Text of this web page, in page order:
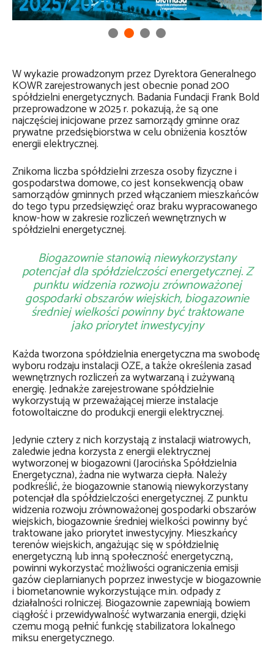
W wykazie prowadzonym przez Dyrektora Generalnego
KOWR zarejestrowanych jest obecnie ponad 200
spółdzielni energetycznych. Badania Fundacji Frank Bold
przeprowadzone w 2025 r. pokazują, że są one
najczęściej inicjowane przez samorządy gminne oraz
prywatne przedsiębiorstwa w celu obniżenia kosztów
energii elektrycznej.
Znikoma liczba spółdzielni zrzesza osoby fizyczne i
gospodarstwa domowe, co jest konsekwencją obaw
samorządów gminnych przed włączaniem mieszkańców
do tego typu przedsięwzięć oraz braku wypracowanego
know-how w zakresie rozliczeń wewnętrznych w
spółdzielni energetycznej.
Biogazownie stanowią niewykorzystany
potencjał dla spółdzielczości energetycznej. Z
punktu widzenia rozwoju zrównoważonej
gospodarki obszarów wiejskich, biogazownie
średniej wielkości powinny być traktowane
jako priorytet inwestycyjny
Każda tworzona spółdzielnia energetyczna ma swobodę
wyboru rodzaju instalacji OZE, a także określenia zasad
wewnętrznych rozliczeń za wytwarzaną i zużywaną
energię. Jednakże zarejestrowane spółdzielnie
wykorzystują w przeważającej mierze instalacje
fotowoltaiczne do produkcji energii elektrycznej.
Jedynie cztery z nich korzystają z instalacji wiatrowych,
zaledwie jedna korzysta z energii elektrycznej
wytworzonej w biogazowni (Jarocińska Spółdzielnia
Energetyczna), żadna nie wytwarza ciepła. Należy
podkreślić, że biogazownie stanowią niewykorzystany
potencjał dla spółdzielczości energetycznej. Z punktu
widzenia rozwoju zrównoważonej gospodarki obszarów
wiejskich, biogazownie średniej wielkości powinny być
traktowane jako priorytet inwestycyjny. Mieszkańcy
terenów wiejskich, angażując się w spółdzielnię
energetyczną lub inną społeczność energetyczną,
powinni wykorzystać możliwości ograniczenia emisji
gazów cieplarnianych poprzez inwestycje w biogazownie
i biometanownie wykorzystujące m.in. odpady z
działalności rolniczej. Biogazownie zapewniają bowiem
ciągłość i przewidywalność wytwarzania energii, dzięki
czemu mogą pełnić funkcję stabilizatora lokalnego
miksu energetycznego.